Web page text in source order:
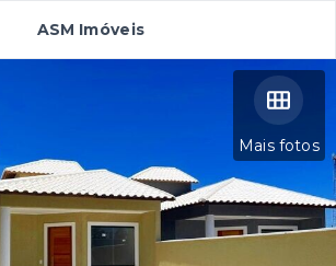
ASM Imóveis
Mais fotos